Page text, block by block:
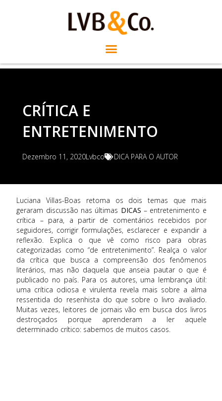
CRÍTICA E
ENTRETENIMENTO
Dezembro 11, 2020Lvbco DICA PARA O AUTOR
Luciana Villas-Boas retoma os dois temas que mais
geraram discussão nas últimas DICAS – entretenimento e
crítica – para, a partir de comentários recebidos por
seguidores, corrigir formulações, esclarecer e expandir a
reflexão. Explica o que vê como risco para obras
categorizadas como “de entretenimento”. Realça o valor
da crítica que busca a compreensão dos fenômenos
literários, mas não daquela que anseia pautar o que é
publicado no país. Para os autores, uma lembrança útil:
uma crítica odiosa e virulenta revela mais sobre a alma
ressentida do resenhista do que sobre o livro avaliado.
Muitas vezes, leitores de jornais vão em busca dos livros
destroçados porque aprenderam a ler aquele
determinado crítico: sabemos de muitos casos.